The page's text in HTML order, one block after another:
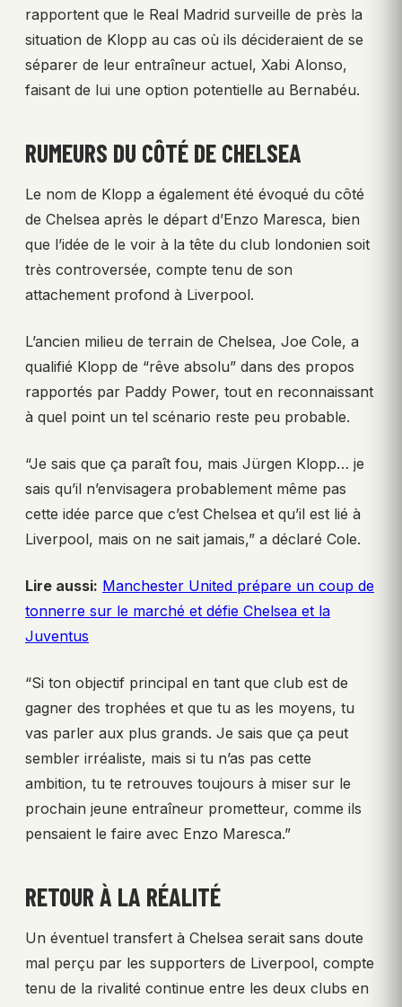
rapportent que le Real Madrid surveille de près la
situation de Klopp au cas où ils décideraient de se
séparer de leur entraîneur actuel, Xabi Alonso,
faisant de lui une option potentielle au Bernabéu.
RUMEURS DU CÔTÉ DE CHELSEA
Le nom de Klopp a également été évoqué du côté
de Chelsea après le départ d’Enzo Maresca, bien
que l’idée de le voir à la tête du club londonien soit
très controversée, compte tenu de son
attachement profond à Liverpool.
L’ancien milieu de terrain de Chelsea, Joe Cole, a
qualifié Klopp de “rêve absolu” dans des propos
rapportés par Paddy Power, tout en reconnaissant
à quel point un tel scénario reste peu probable.
“Je sais que ça paraît fou, mais Jürgen Klopp… je
sais qu’il n’envisagera probablement même pas
cette idée parce que c’est Chelsea et qu’il est lié à
Liverpool, mais on ne sait jamais,” a déclaré Cole.
Lire aussi: Manchester United prépare un coup de
tonnerre sur le marché et défie Chelsea et la
Juventus
“Si ton objectif principal en tant que club est de
gagner des trophées et que tu as les moyens, tu
vas parler aux plus grands. Je sais que ça peut
sembler irréaliste, mais si tu n’as pas cette
ambition, tu te retrouves toujours à miser sur le
prochain jeune entraîneur prometteur, comme ils
pensaient le faire avec Enzo Maresca.”
RETOUR À LA RÉALITÉ
Un éventuel transfert à Chelsea serait sans doute
mal perçu par les supporters de Liverpool, compte
tenu de la rivalité continue entre les deux clubs en